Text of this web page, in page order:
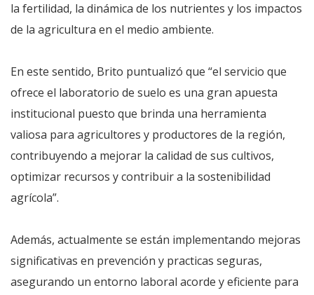
la fertilidad, la dinámica de los nutrientes y los impactos
de la agricultura en el medio ambiente.
En este sentido, Brito puntualizó que “el servicio que
ofrece el laboratorio de suelo es una gran apuesta
institucional puesto que brinda una herramienta
valiosa para agricultores y productores de la región,
contribuyendo a mejorar la calidad de sus cultivos,
optimizar recursos y contribuir a la sostenibilidad
agrícola”.
Además, actualmente se están implementando mejoras
significativas en prevención y practicas seguras,
asegurando un entorno laboral acorde y eficiente para